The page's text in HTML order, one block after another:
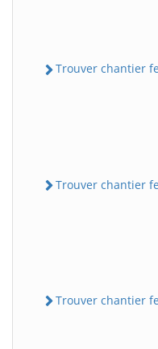
Trouver chantier
Trouver chantier
Trouver chantier